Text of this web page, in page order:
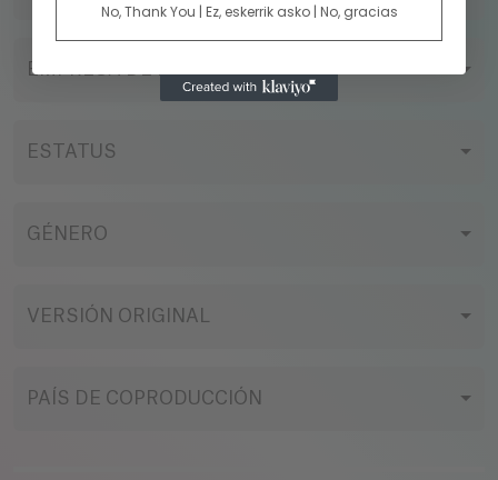
EMPRESA DE PRODUCCIÓN
ESTATUS
GÉNERO
VERSIÓN ORIGINAL
PAÍS DE COPRODUCCIÓN
No, Thank You | Ez, eskerrik asko | No, gracias